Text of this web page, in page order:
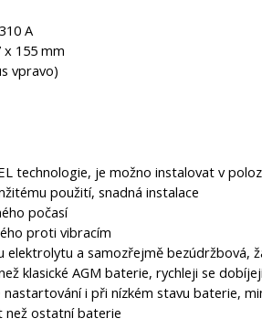
A
x 155 mm
vpravo)
technologie, je možno instalovat v
použití, snadná instalace
počasí
proti vibracím
elektrolytu a samozřejmě bezúdržbová,
klasické AGM baterie, rychleji se
i při nízkém stavu baterie,
než ostatní baterie